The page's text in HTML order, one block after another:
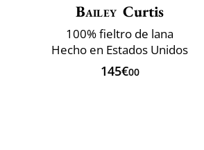
Bailey Curtis
100% fieltro de lana
Hecho en Estados Unidos
145€00